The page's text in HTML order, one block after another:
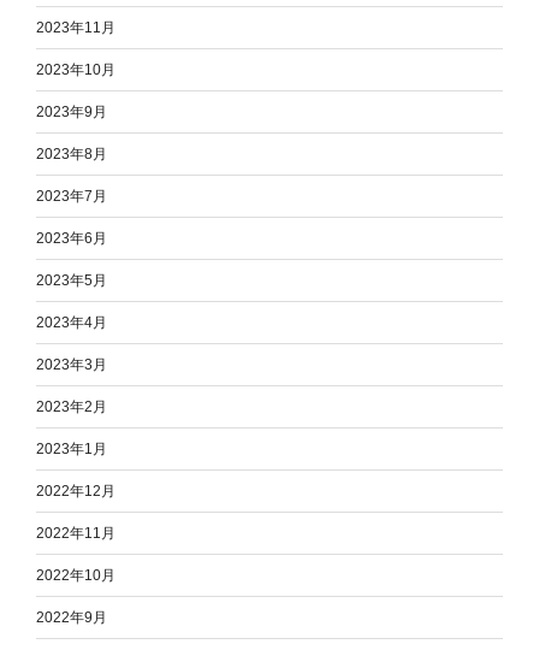
2023年11月
2023年10月
2023年9月
2023年8月
2023年7月
2023年6月
2023年5月
2023年4月
2023年3月
2023年2月
2023年1月
2022年12月
2022年11月
2022年10月
2022年9月